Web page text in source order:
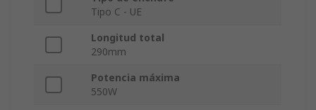
Tipo C - UE
Longitud total
290mm
Potencia máxima
550W